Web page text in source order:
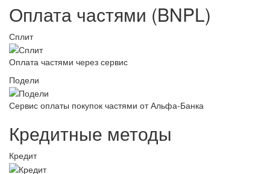
Оплата частями (BNPL)
Сплит
Оплата частями через сервис
Подели
Сервис оплаты покупок частями от Альфа-Банка
Кредитные методы
Кредит